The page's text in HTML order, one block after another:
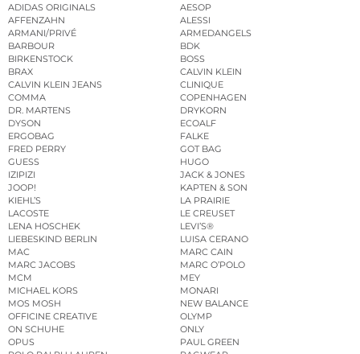
ADIDAS ORIGINALS
AESOP
AFFENZAHN
ALESSI
ARMANI/PRIVÉ
ARMEDANGELS
BARBOUR
BDK
BIRKENSTOCK
BOSS
BRAX
CALVIN KLEIN
CALVIN KLEIN JEANS
CLINIQUE
COMMA
COPENHAGEN
DR. MARTENS
DRYKORN
DYSON
ECOALF
ERGOBAG
FALKE
FRED PERRY
GOT BAG
GUESS
HUGO
IZIPIZI
JACK & JONES
JOOP!
KAPTEN & SON
KIEHL’S
LA PRAIRIE
LACOSTE
LE CREUSET
LENA HOSCHEK
LEVI’S®
LIEBESKIND BERLIN
LUISA CERANO
MAC
MARC CAIN
MARC JACOBS
MARC O’POLO
MCM
MEY
MICHAEL KORS
MONARI
MOS MOSH
NEW BALANCE
OFFICINE CREATIVE
OLYMP
ON SCHUHE
ONLY
OPUS
PAUL GREEN